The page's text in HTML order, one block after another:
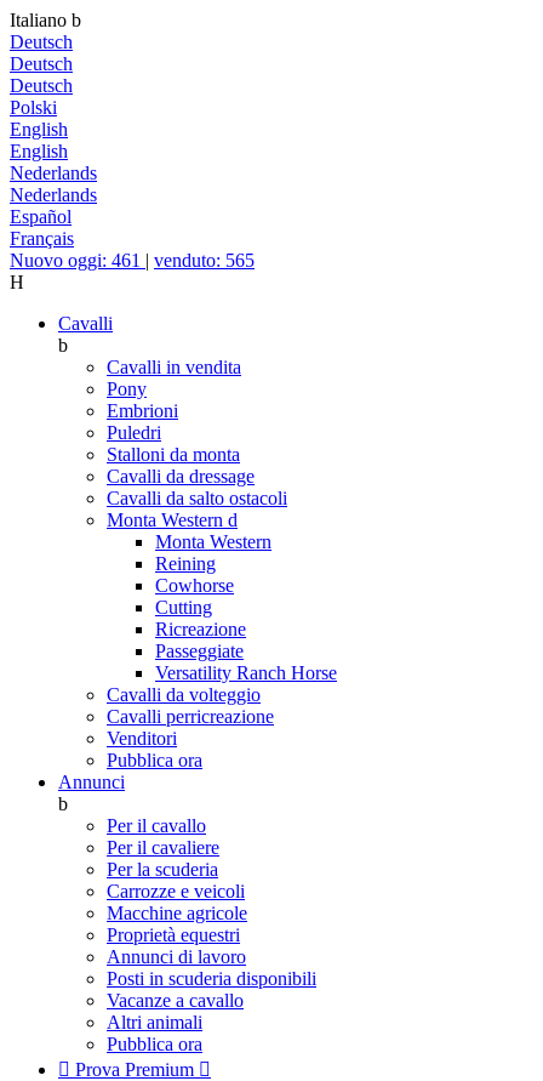
Italiano b
Deutsch
Deutsch
Deutsch
Polski
English
English
Nederlands
Nederlands
Español
Français
Nuovo oggi: 461 | venduto: 565
H
Cavalli
b
Cavalli in vendita
Pony
Embrioni
Puledri
Stalloni da monta
Cavalli da dressage
Cavalli da salto ostacoli
Monta Western d
Monta Western
Reining
Cowhorse
Cutting
Ricreazione
Passeggiate
Versatility Ranch Horse
Cavalli da volteggio
Cavalli perricreazione
Venditori
Pubblica ora
Annunci
b
Per il cavallo
Per il cavaliere
Per la scuderia
Carrozze e veicoli
Macchine agricole
Proprietà equestri
Annunci di lavoro
Posti in scuderia disponibili
Vacanze a cavallo
Altri animali
Pubblica ora
 Prova Premium 